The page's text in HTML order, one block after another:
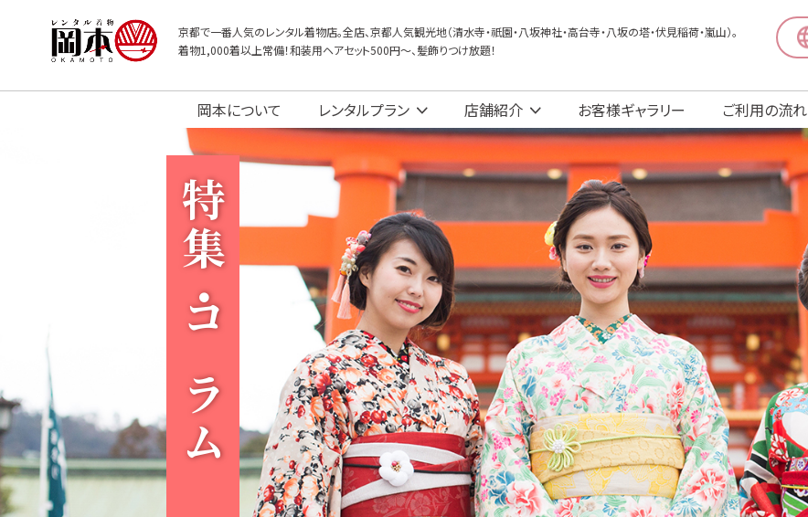
京都で一番人気のレンタル着物店。全店、京都人気観光地（清水寺・祇園・八坂神社・高台寺・八坂の塔・伏見稲荷・嵐山）。
着物1,000着以上常備！和装用ヘアセット500円〜、髪飾りつけ放題！
岡本について レンタルプラン 店舗紹介 お客様ギャラリー ご利用の流れ
特集・コラム